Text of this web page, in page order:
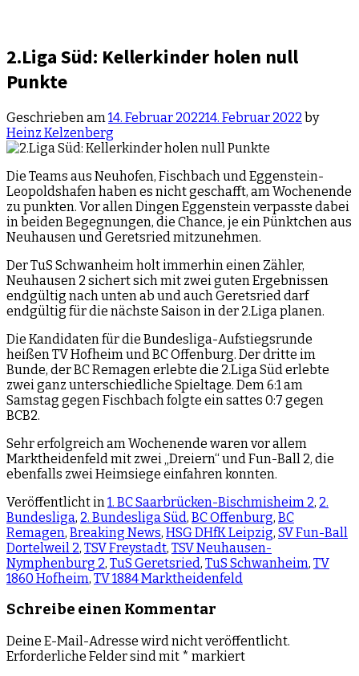
2.Liga Süd: Kellerkinder holen null
Punkte
Geschrieben am 14. Februar 202214. Februar 2022 by
Heinz Kelzenberg
Die Teams aus Neuhofen, Fischbach und Eggenstein-
Leopoldshafen haben es nicht geschafft, am Wochenende
zu punkten. Vor allen Dingen Eggenstein verpasste dabei
in beiden Begegnungen, die Chance, je ein Pünktchen aus
Neuhausen und Geretsried mitzunehmen.
Der TuS Schwanheim holt immerhin einen Zähler,
Neuhausen 2 sichert sich mit zwei guten Ergebnissen
endgültig nach unten ab und auch Geretsried darf
endgültig für die nächste Saison in der 2.Liga planen.
Die Kandidaten für die Bundesliga-Aufstiegsrunde
heißen TV Hofheim und BC Offenburg. Der dritte im
Bunde, der BC Remagen erlebte die 2.Liga Süd erlebte
zwei ganz unterschiedliche Spieltage. Dem 6:1 am
Samstag gegen Fischbach folgte ein sattes 0:7 gegen
BCB2.
Sehr erfolgreich am Wochenende waren vor allem
Marktheidenfeld mit zwei „Dreiern“ und Fun-Ball 2, die
ebenfalls zwei Heimsiege einfahren konnten.
Veröffentlicht in 1. BC Saarbrücken-Bischmisheim 2, 2.
Bundesliga, 2. Bundesliga Süd, BC Offenburg, BC
Remagen, Breaking News, HSG DHfK Leipzig, SV Fun-Ball
Dortelweil 2, TSV Freystadt, TSV Neuhausen-
Nymphenburg 2, TuS Geretsried, TuS Schwanheim, TV
1860 Hofheim, TV 1884 Marktheidenfeld
Schreibe einen Kommentar
Deine E-Mail-Adresse wird nicht veröffentlicht.
Erforderliche Felder sind mit * markiert